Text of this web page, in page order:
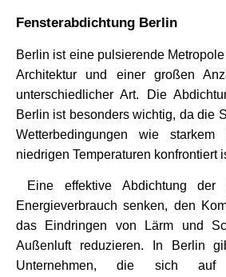
Fensterabdichtung Berlin
Berlin ist eine pulsierende
Architektur und einer großen
unterschiedlicher Art. Die
Berlin ist besonders wichtig, da die
Wetterbedingungen wie
niedrigen Temperaturen konfrontiert
Energieverbrauch senken, den
das Eindringen von Lärm und
Außenluft reduzieren. In Berlin
Unternehmen, die sich auf